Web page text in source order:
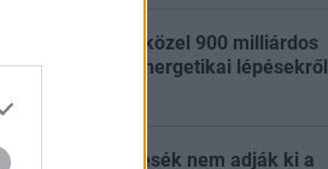
Tisza-kormány: közel 900 milliárdos
program indul, energetikai lépésekről
Forsthoffer Ágnesék nem adják ki a